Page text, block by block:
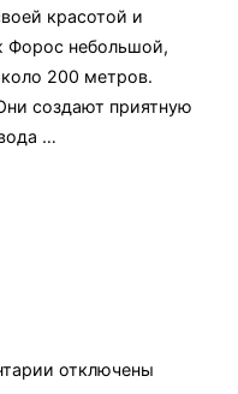
красотой и
Форос небольшой,
200 метров.
создают приятную
…
отключены